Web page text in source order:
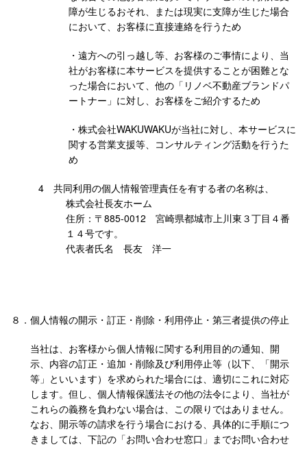
障が生じるおそれ、または現実に支障が生じた場合
において、お客様に直接連絡を行うため
・遠方への引っ越し等、お客様のご事情により、当
社がお客様に本サービスを提供することが困難とな
った場合において、他の「リノベ不動産ブランドパ
ートナー」に対し、お客様をご紹介するため
・株式会社WAKUWAKUが当社に対し、本サービスに
関する営業支援等、コンサルティング活動を行うた
め
4 共同利用の個人情報管理責任を有する者の名称は、
株式会社長友ホーム
住所：〒885-0012 宮崎県都城市上川東３丁目４番
１４号です。
代表者氏名 長友 洋一
８． 個人情報の開示・訂正・削除・利用停止・第三者提供の停止
当社は、お客様から個人情報に関する利用目的の通知、開
示、内容の訂正・追加・削除及び利用停止等（以下、「開示
等」といいます）を求められた場合には、適切にこれに対応
します。但し、個人情報保護法その他の法令により、当社が
これらの義務を負わない場合は、この限りではありません。
なお、開示等の請求を行う場合における、具体的に手順につ
きましては、下記の「お問い合わせ窓口」までお問い合わせ